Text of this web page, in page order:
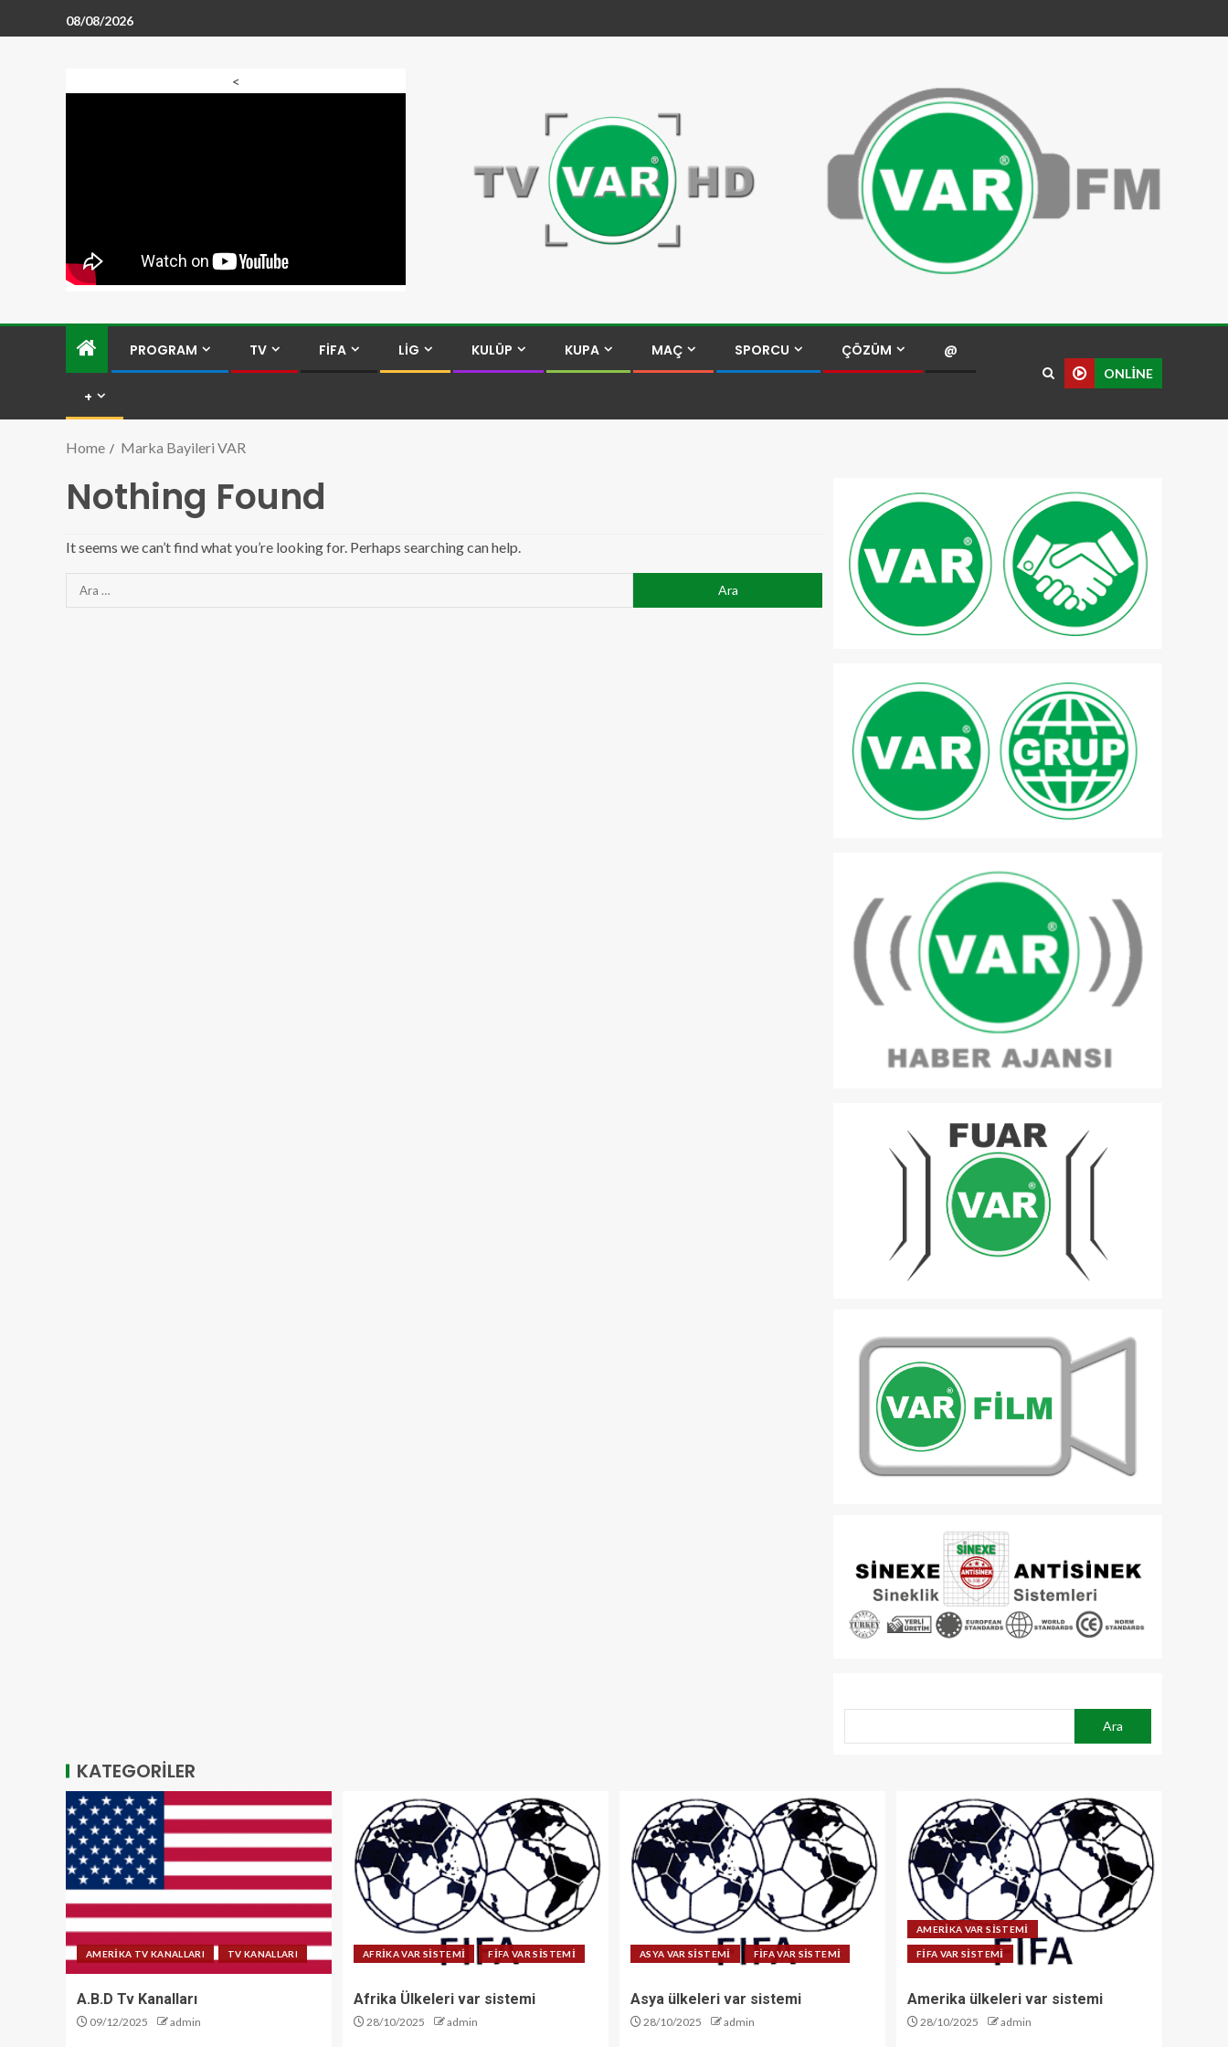
08/08/2026
<
PROGRAM TV FİFA LİG KULÜP KUPA MAÇ SPORCU ÇÖZÜM @
+
ONLINE
Home Marka Bayileri VAR
Nothing Found
It seems we can’t find what you’re looking for. Perhaps searching can help.
Ara
KATEGORİLER
AMERİKA TV KANALLARI TV KANALLARI
A.B.D Tv Kanalları
09/12/2025 admin
AFRİKA VAR SİSTEMİ FİFA VAR SİSTEMİ
Afrika Ülkeleri var sistemi
28/10/2025 admin
ASYA VAR SİSTEMİ FİFA VAR SİSTEMİ
Asya ülkeleri var sistemi
28/10/2025 admin
AMERİKA VAR SİSTEMİ
FİFA VAR SİSTEMİ
Amerika ülkeleri var sistemi
28/10/2025 admin